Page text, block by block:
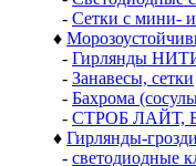
- Сетки с мини-
♦
- Гирлянды
- Занавесы, сетки
- Бахрома
- СТРОБ ЛАЙТ,
♦ Гирлянды-
- светодиодные